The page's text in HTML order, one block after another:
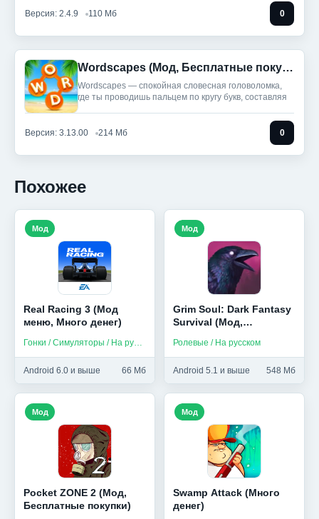
Версия: 2.4.9 110 Мб 0
Wordscapes (Мод, Бесплатные покупки)
Wordscapes — спокойная словесная головоломка,
где ты проводишь пальцем по кругу букв, составляя
Версия: 3.13.00 214 Мб 0
Похожее
Real Racing 3 (Мод
меню, Много денег)
Гонки / Симуляторы / На русском
Android 6.0 и выше 66 Мб
Мод
Grim Soul: Dark Fantasy
Survival (Мод,
Ролевые / На русском
Android 5.1 и выше 548 Мб
Мод
Pocket ZONE 2 (Мод,
Бесплатные покупки)
Мод
Swamp Attack (Много
денег)
Мод